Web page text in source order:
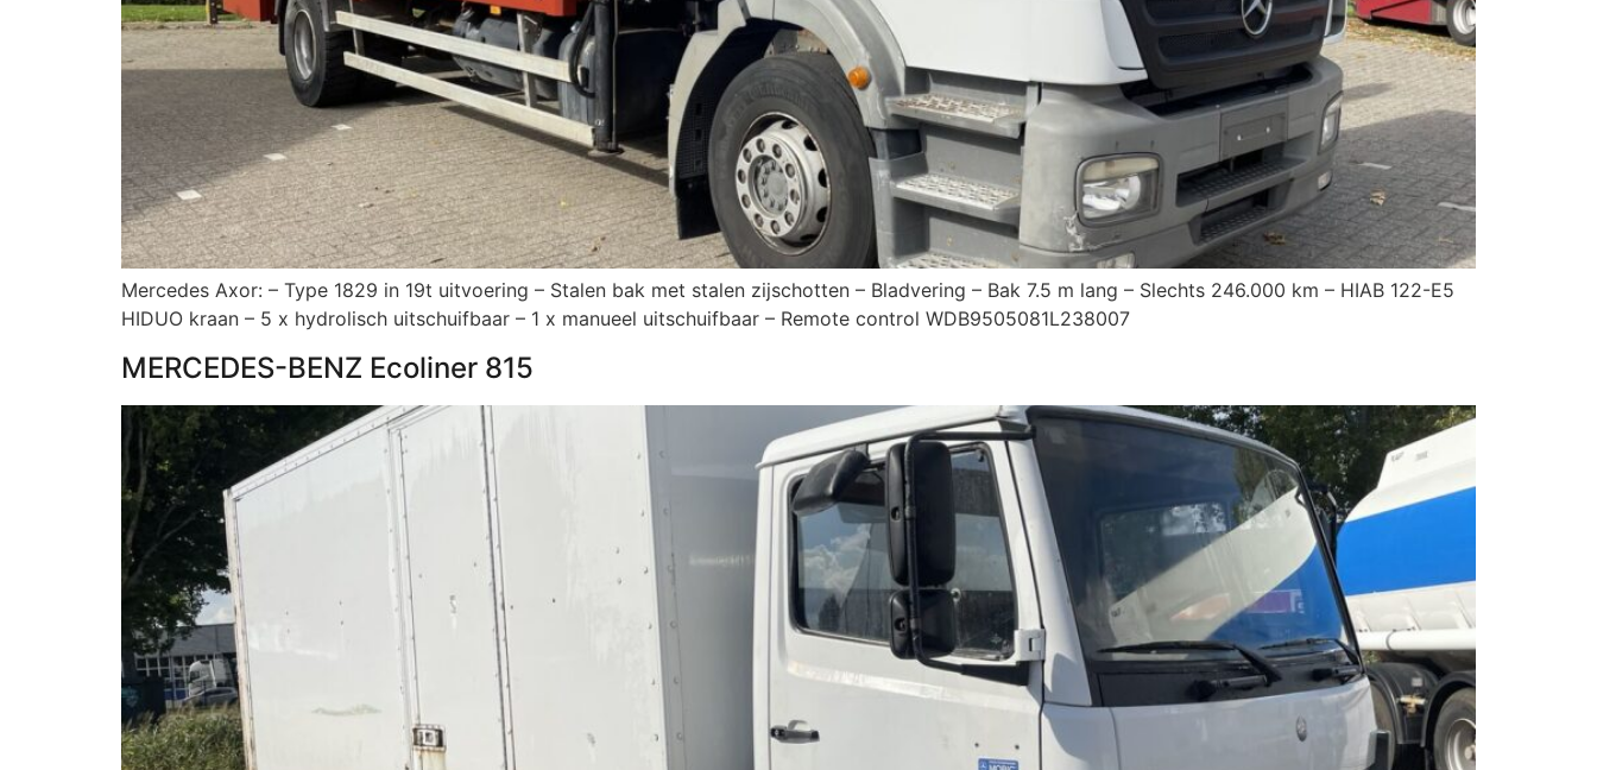
Mercedes Axor: – Type 1829 in 19t uitvoering – Stalen bak met stalen zijschotten – Bladvering – Bak 7.5 m lang – Slechts 246.000 km – HIAB 122-E5
HIDUO kraan – 5 x hydrolisch uitschuifbaar – 1 x manueel uitschuifbaar – Remote control WDB9505081L238007
MERCEDES-BENZ Ecoliner 815